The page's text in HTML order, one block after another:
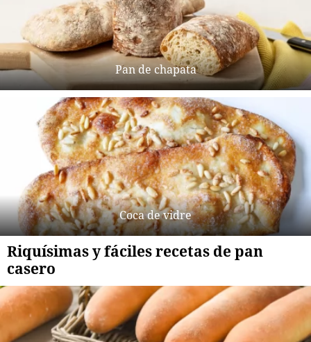
Pan de chapata
Coca de vidre
Riquísimas y fáciles recetas de pan
casero